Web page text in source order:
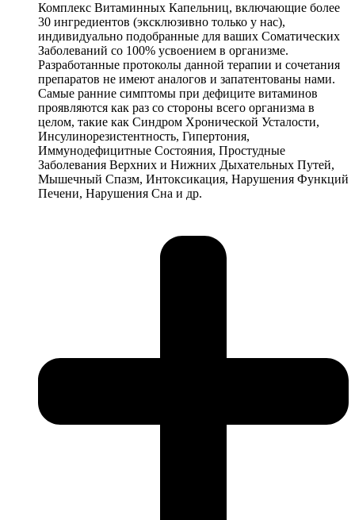
Комплекс Витаминных Капельниц, включающие более
30 ингредиентов (эксклюзивно только у нас),
индивидуально подобранные для ваших Соматических
Заболеваний со 100% усвоением в организме.
Разработанные протоколы данной терапии и сочетания
препаратов не имеют аналогов и запатентованы нами.
Самые ранние симптомы при дефиците витаминов
проявляются как раз со стороны всего организма в
целом, такие как Синдром Хронической Усталости,
Инсулинорезистентность, Гипертония,
Иммунодефицитные Состояния, Простудные
Заболевания Верхних и Нижних Дыхательных Путей,
Мышечный Спазм, Интоксикация, Нарушения Функций
Печени, Нарушения Сна и др.